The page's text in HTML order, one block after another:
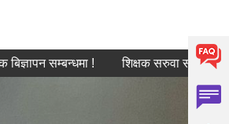
सम्बन्धमा ! शिक्षक सरुवा सम्बन्धि सूचना !